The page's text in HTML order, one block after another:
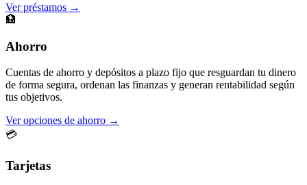
Ver préstamos →
🏦
Ahorro
Cuentas de ahorro y depósitos a plazo fijo que resguardan tu dinero
de forma segura, ordenan las finanzas y generan rentabilidad según
tus objetivos.
Ver opciones de ahorro →
💳
Tarjetas